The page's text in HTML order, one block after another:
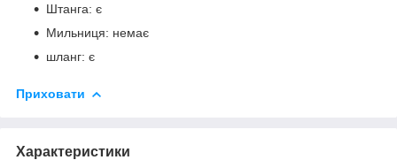
Штанга: є
Мильниця: немає
шланг: є
Приховати
Характеристики